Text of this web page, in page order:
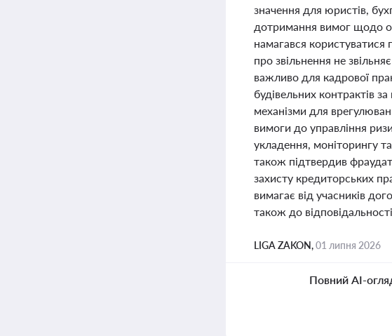
значення для юристів,
дотримання вимог щодо
намагався
про звільнення не
важливо для кадрової
будівельних контрактів
механізми для
вимоги до управління
укладення, моніторингу
також підтвердив
захисту кредиторських
вимагає від учасників
також до
LIGA ZAKON,01 липня 2026
Повний AI-